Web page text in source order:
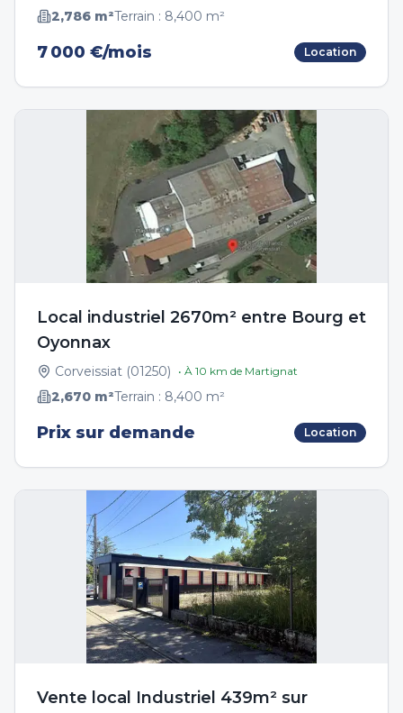
2,786 m²Terrain : 8,400 m²
7 000 €/mois Location
Local industriel 2670m² entre Bourg et
Oyonnax
Corveissiat (01250) • À 10 km de Martignat
2,670 m²Terrain : 8,400 m²
Prix sur demande Location
Vente local Industriel 439m² sur